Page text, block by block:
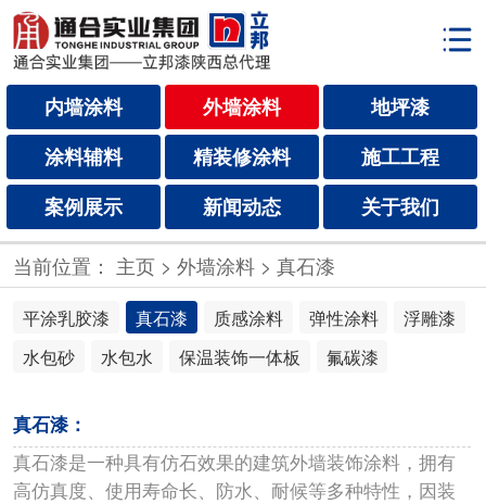
内墙涂料 外墙涂料
地坪漆
涂料辅料
精装修涂料
施工工程
案例展示
新闻动态 关于我们
当前位置： 主页> 外墙涂料> 真石漆
平涂乳胶漆 真石漆 质感涂料 弹性涂料
浮雕漆
水包砂
水包水 保温装饰一体板 氟碳漆
真石漆：
真石漆是一种具有仿石效果的建筑外墙装饰涂料，拥有
高仿真度、使用寿命长、防水、耐候等多种特性，因装